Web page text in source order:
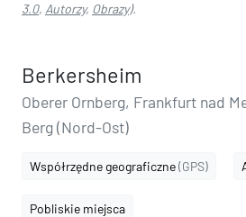
3.0, Autorzy, Obrazy).
Berkersheim
Oberer Ornberg, Frankfurt nad
Berg (Nord-Ost)
Współrzędne geograficzne(GPS)
Pobliskie miejsca